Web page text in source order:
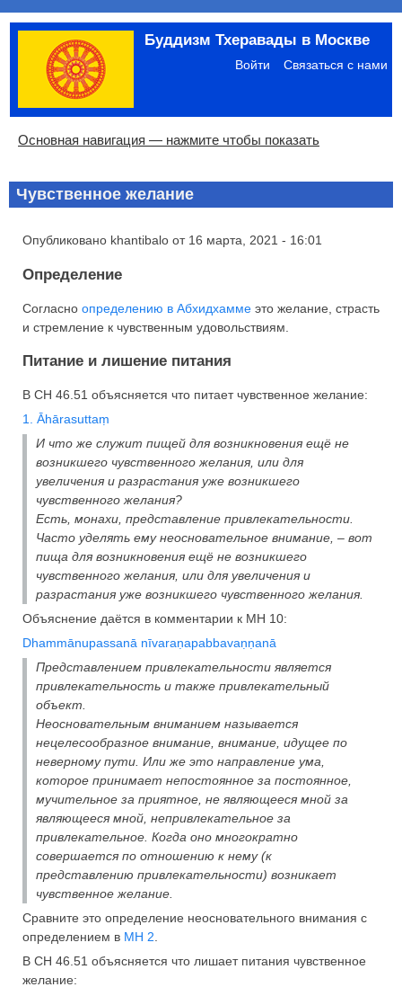
Перейти
основному
содержанию
Буддизм Тхеравады в Москве
Меню
учётной
записи
пользователя
Войти Связаться с нами
Основная
Основная навигация — нажмите чтобы показать
Главная
Община
Палийский канон
Язык пали
Материалы по темам
Современная литература
Блоги
Ссылки
Поиск
Чувственное желание
Опубликовано khantibalo от 16 марта, 2021 - 16:01
Определение
Согласно определению в Абхидхамме это желание, страсть
и стремление к чувственным удовольствиям.
Питание и лишение питания
В СН 46.51 объясняется что питает чувственное желание:
1. Āhārasuttaṃ
И что же служит пищей для возникновения ещё не
возникшего чувственного желания, или для
увеличения и разрастания уже возникшего
чувственного желания?
Есть, монахи, представление привлекательности.
Часто уделять ему неосновательное внимание, – вот
пища для возникновения ещё не возникшего
чувственного желания, или для увеличения и
разрастания уже возникшего чувственного желания.
Объяснение даётся в комментарии к МН 10:
Dhammānupassanā nīvaraṇapabbavaṇṇanā
Представлением привлекательности является
привлекательность и также привлекательный
объект.
Неосновательным вниманием называется
нецелесообразное внимание, внимание, идущее по
неверному пути. Или же это направление ума,
которое принимает непостоянное за постоянное,
мучительное за приятное, не являющееся мной за
являющееся мной, непривлекательное за
привлекательное. Когда оно многократно
совершается по отношению к нему (к
представлению привлекательности) возникает
чувственное желание.
Сравните это определение неосновательного внимания с
определением в МН 2
В СН 46.51 объясняется что лишает питания чувственное
желание: